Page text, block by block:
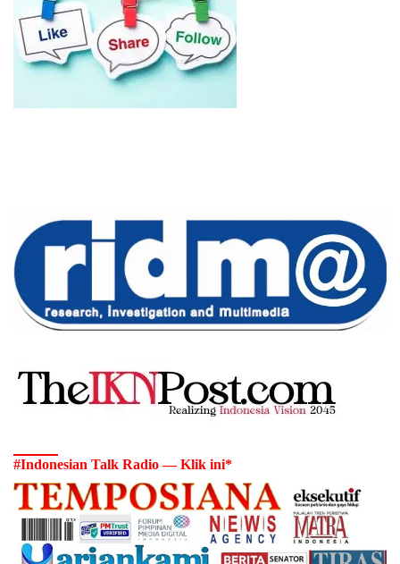
#Indonesian Talk Radio — Klik ini*